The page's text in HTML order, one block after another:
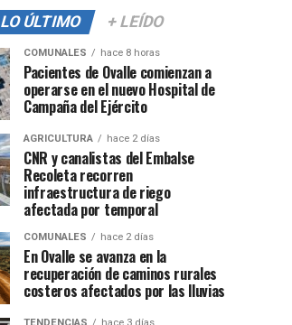
LO ÚLTIMO + LEÍDO
COMUNALES hace 8 horas
Pacientes de Ovalle comienzan a
operarse en el nuevo Hospital de
Campaña del Ejército
AGRICULTURA hace 2 días
CNR y canalistas del Embalse
Recoleta recorren
infraestructura de riego
afectada por temporal
COMUNALES hace 2 días
En Ovalle se avanza en la
recuperación de caminos rurales
costeros afectados por las lluvias